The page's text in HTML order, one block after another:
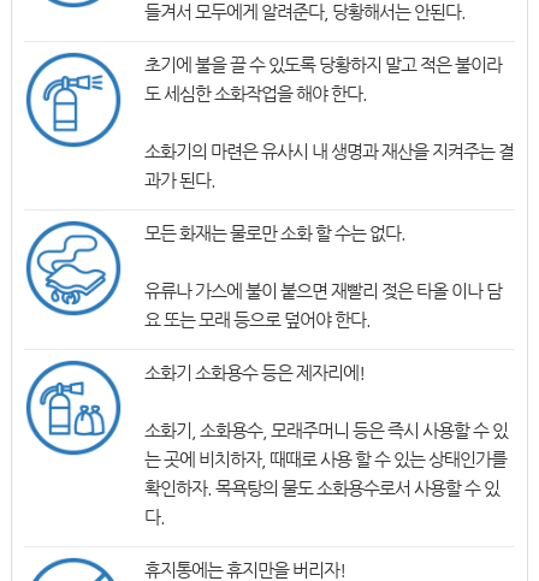
들겨서 모두에게 알려준다, 당황해서는 안된다.
초기에 불을 끌 수 있도록 당황하지 말고 적은 불이라
도 세심한 소화작업을 해야 한다.
소화기의 마련은 유사시 내 생명과 재산을 지켜주는 결
과가 된다.
모든 화재는 물로만 소화 할 수는 없다.
유류나 가스에 불이 붙으면 재빨리 젖은 타올 이나 담
요 또는 모래 등으로 덮어야 한다.
소화기 소화용수 등은 제자리에!
소화기, 소화용수, 모래주머니 등은 즉시 사용할 수 있
는 곳에 비치하자, 때때로 사용 할 수 있는 상태인가를
확인하자. 목욕탕의 물도 소화용수로서 사용할 수 있
다.
휴지통에는 휴지만을 버리자!